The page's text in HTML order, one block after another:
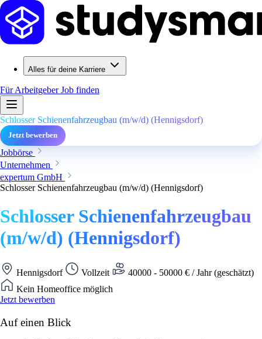
Alles für deine Karriere
Für ArbeitgeberJob finden
Schlosser Schienenfahrzeugbau (m/w/d) (Hennigsdorf)
Jetzt bewerben
Jobbörse
Unternehmen
expertum GmbH
Schlosser Schienenfahrzeugbau (m/w/d) (Hennigsdorf)
Schlosser Schienenfahrzeugbau
(m/w/d) (Hennigsdorf)
Hennigsdorf Vollzeit
40000 - 50000 € / Jahr (geschätzt)
Kein Homeoffice möglich
Jetzt bewerben
Auf einen Blick